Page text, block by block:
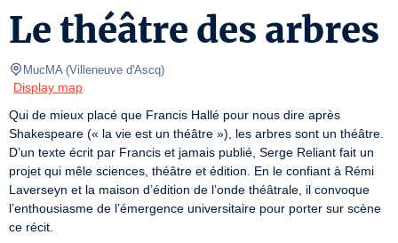
Le théâtre des arbres
MucMA (Villeneuve d'Ascq)
Display map
Qui de mieux placé que Francis Hallé pour nous dire après
Shakespeare (« la vie est un théâtre »), les arbres sont un théâtre.
D’un texte écrit par Francis et jamais publié, Serge Reliant fait un
projet qui mêle sciences, théâtre et édition. En le confiant à Rémi
Laverseyn et la maison d’édition de l’onde théâtrale, il convoque
l’enthousiasme de l’émergence universitaire pour porter sur scène
ce récit.